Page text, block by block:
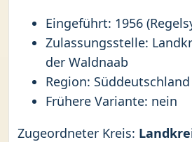
Eingeführt: 1956
Zulassungsstelle:
der Waldnaab
Region: Süddeutschland
Frühere Variante: nein
Zugeordneter Kreis: